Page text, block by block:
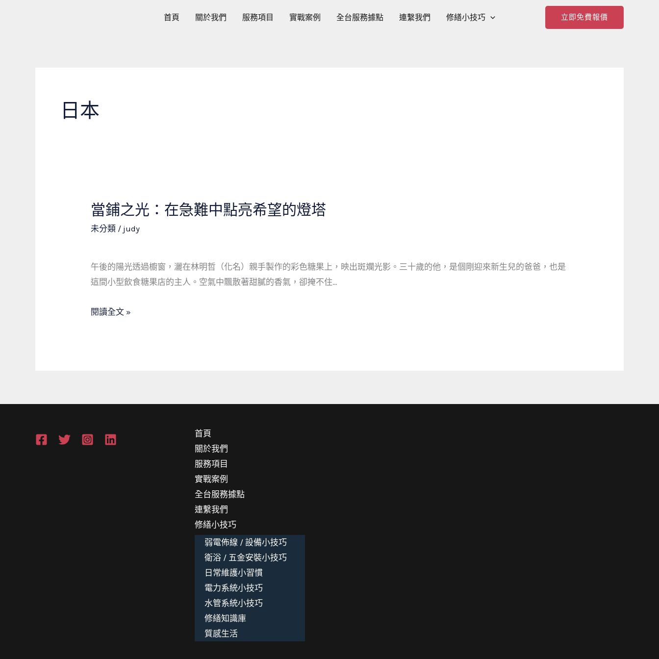
首頁 關於我們 服務項目 實戰案例 全台服務據點 連繫我們 修繕小技巧 立即免費報價
日本
當鋪之光：在急難中點亮希望的燈塔
未分類 / judy
午後的陽光透過櫥窗，灑在林明哲（化名）親手製作的彩色糖果上，映出斑斕光影。三十歲的他，是個剛迎來新生兒的爸爸，也是
這間小型飲食糖果店的主人。空氣中飄散著甜膩的香氣，卻掩不住…
當
鋪
在
急
中
燈
閱讀全文 »
首頁
關於我們
服務項目
實戰案例
全台服務據點
連繫我們
修繕小技巧
弱電佈線 / 設備小技巧
衛浴 / 五金安裝小技巧
日常維護小習慣
電力系統小技巧
水管系統小技巧
修繕知識庫
質感生活